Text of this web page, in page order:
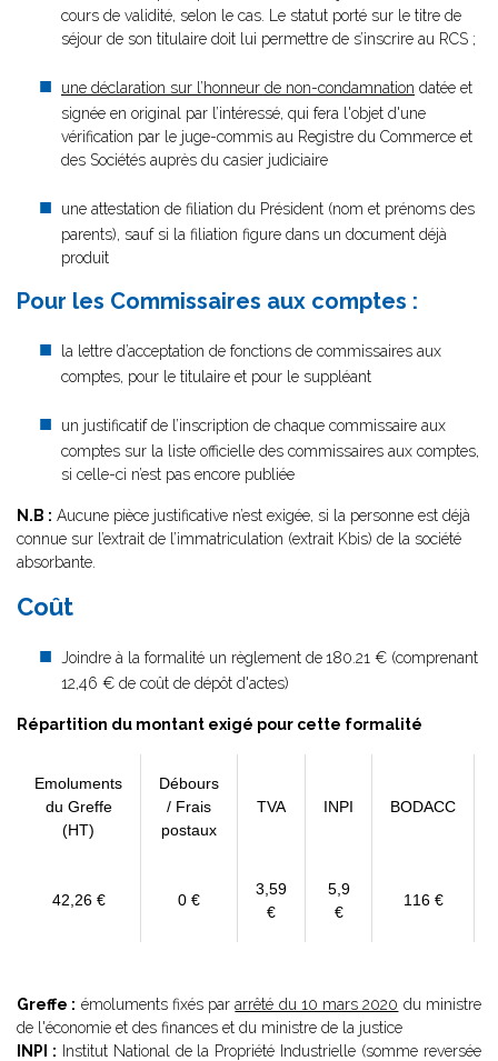
cours de validité, selon le cas. Le statut porté sur le titre de
séjour de son titulaire doit lui permettre de s’inscrire au RCS ;
une déclaration sur l’honneur de non-condamnation datée et
signée en original par l’intéressé, qui fera l'objet d'une
vérification par le juge-commis au Registre du Commerce et
des Sociétés auprès du casier judiciaire
une attestation de filiation du Président (nom et prénoms des
parents), sauf si la filiation figure dans un document déjà
produit
Pour les Commissaires aux comptes :
la lettre d’acceptation de fonctions de commissaires aux
comptes, pour le titulaire et pour le suppléant
un justificatif de l’inscription de chaque commissaire aux
comptes sur la liste officielle des commissaires aux comptes,
si celle-ci n’est pas encore publiée
N.B : Aucune pièce justificative n’est exigée, si la personne est déjà
connue sur l’extrait de l’immatriculation (extrait Kbis) de la société
absorbante.
Coût
Joindre à la formalité un règlement de180.21 € (comprenant
12,46 € de coût de dépôt d'actes)
Répartition du montant exigé pour cette formalité
Emoluments
du Greffe
(HT)
Débours
/ Frais
postaux
TVA INPI BODACC
42,26 € 0 €
3,59
€
5,9
€
116 €
Greffe : émoluments fixés pararrêté du 10 mars 2020 du ministre
de l'économie et des finances et du ministre de la justice
INPI : Institut National de la Propriété Industrielle (somme reversée